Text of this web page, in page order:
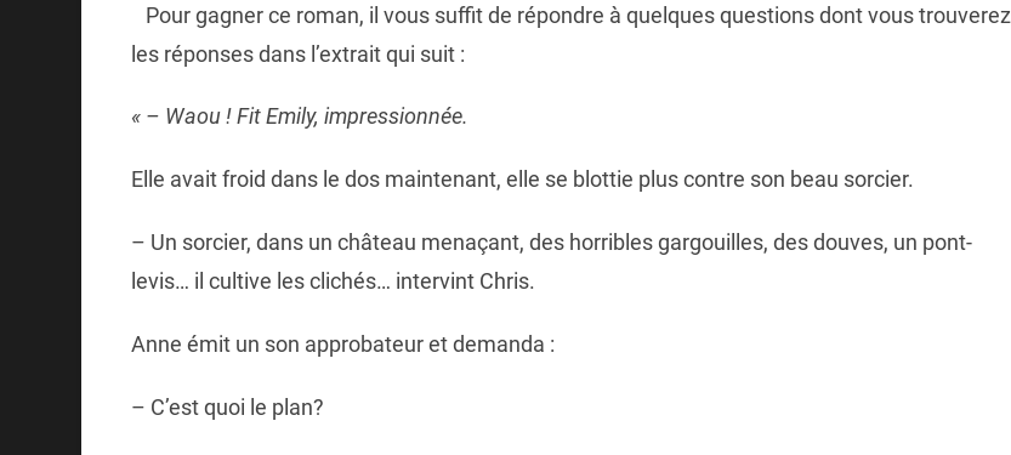
Pour gagner ce roman, il vous suffit de répondre à quelques questions dont vous trouverez
les réponses dans l’extrait qui suit :
« – Waou ! Fit Emily, impressionnée.
Elle avait froid dans le dos maintenant, elle se blottie plus contre son beau sorcier.
– Un sorcier, dans un château menaçant, des horribles gargouilles, des douves, un pont-
levis… il cultive les clichés… intervint Chris.
Anne émit un son approbateur et demanda :
– C’est quoi le plan?